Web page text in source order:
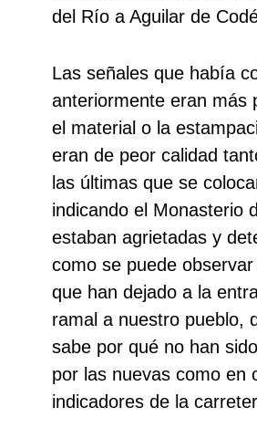
del Río a Aguilar de
Las señales que había
anteriormente eran más
el material o la
eran de peor calidad
las últimas que se
indicando el Monasterio
estaban agrietadas y
como se puede
que han dejado a la
ramal a nuestro pueblo,
sabe por qué no han
por las nuevas como en
indicadores de la